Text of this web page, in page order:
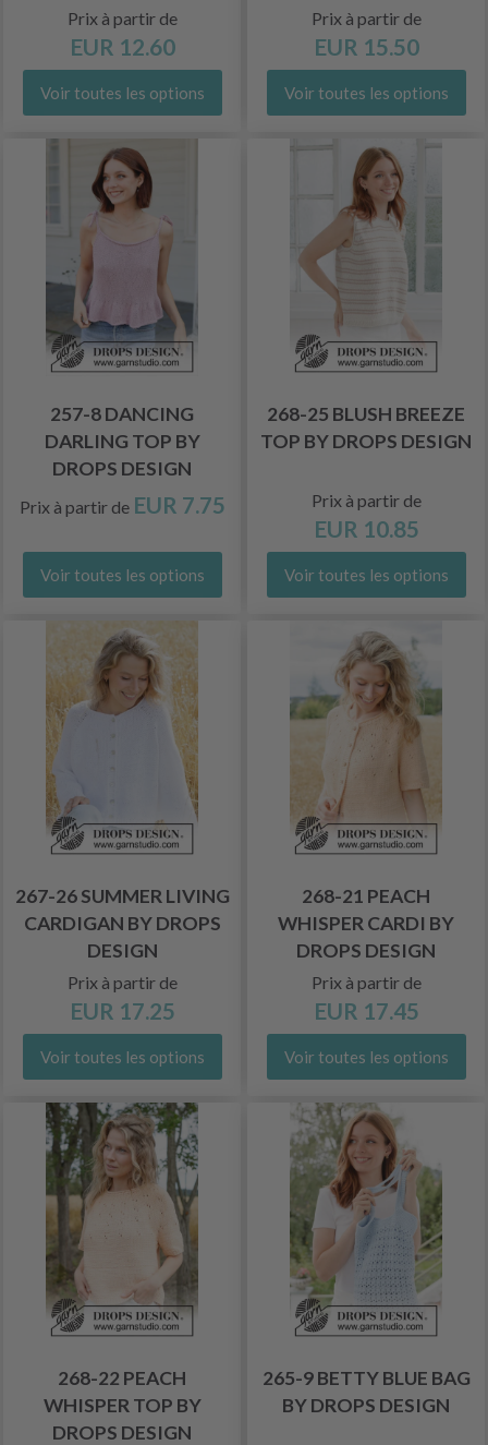
Prix à partir de
EUR 12.60
Voir toutes les options
Prix à partir de
EUR 15.50
Voir toutes les options
257-8 DANCING
DARLING TOP BY
DROPS DESIGN
Prix à partir de EUR 7.75
Voir toutes les options
268-25 BLUSH BREEZE
TOP BY DROPS DESIGN
Prix à partir de
EUR 10.85
Voir toutes les options
267-26 SUMMER LIVING
CARDIGAN BY DROPS
DESIGN
Prix à partir de
EUR 17.25
Voir toutes les options
268-21 PEACH
WHISPER CARDI BY
DROPS DESIGN
Prix à partir de
EUR 17.45
Voir toutes les options
268-22 PEACH
WHISPER TOP BY
DROPS DESIGN
265-9 BETTY BLUE BAG
BY DROPS DESIGN